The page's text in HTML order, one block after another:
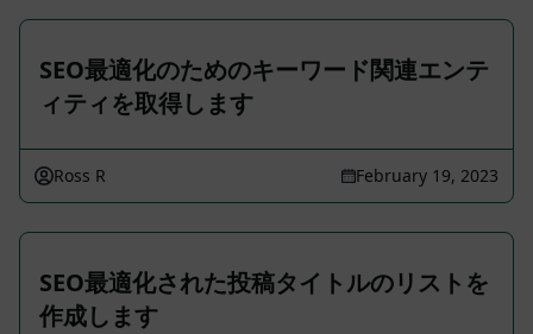
SEO最適化のためのキーワード関連エンテ
ィティを取得します
Ross R February 19, 2023
SEO最適化された投稿タイトルのリストを
作成します